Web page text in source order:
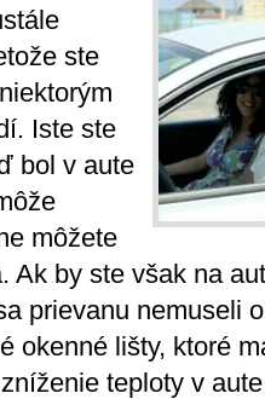
ste
Iste ste
bol v aute
môžete
Ak by ste však na
prievanu nemuseli
okenné lišty, ktoré
teploty v